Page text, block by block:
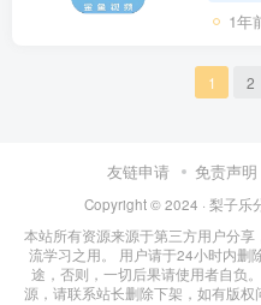
1年
1 2
友链申请 免责声明
Copyright © 2024 · 梨子乐
本站所有资源来源于第三方用户分
流学习之用。 用户请于24小时内删
途，否则，一切后果请使用者自负
源，请联系站长删除下架，如有版